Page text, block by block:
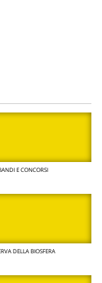
E CONCORSI
DELLA BIOSFERA